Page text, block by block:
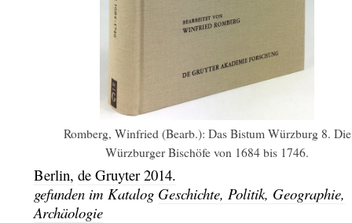
Romberg, Winfried (Bearb.): Das Bistum Würzburg 8. Die
Würzburger Bischöfe von 1684 bis 1746.
Berlin, de Gruyter2014.
gefunden im Katalog Geschichte, Politik, Geographie,
Archäologie